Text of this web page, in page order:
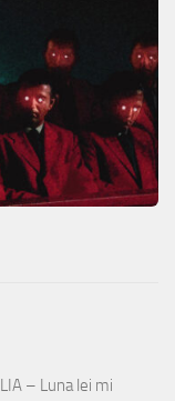
– Luna lei mi